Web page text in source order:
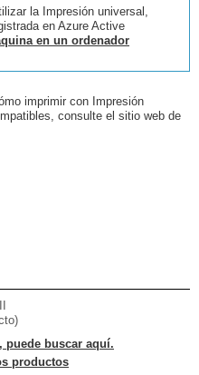
la Impresión universal,
en Azure Active
en un ordenador
imprimir con Impresión
consulte el sitio web de
puede buscar aquí.
productos